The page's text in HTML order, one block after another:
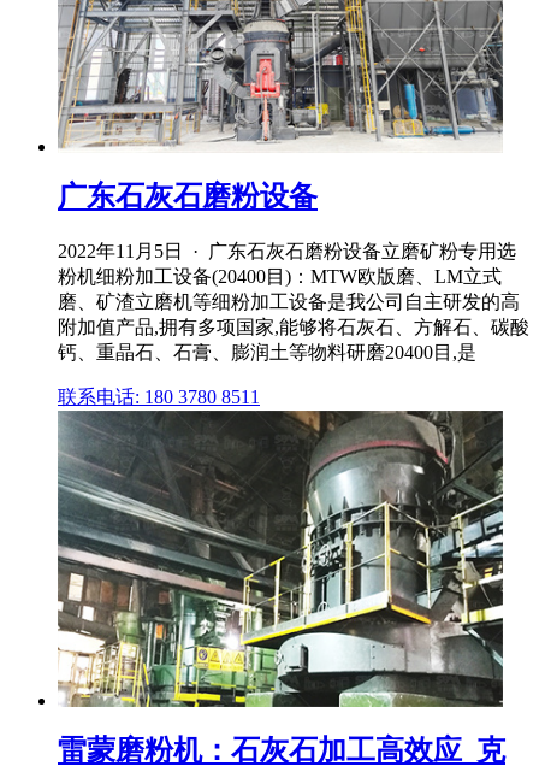
广东石灰石磨粉设备
2022年11月5日 · 广东石灰石磨粉设备立磨矿粉专用选
粉机细粉加工设备(20400目)：MTW欧版磨、LM立式
磨、矿渣立磨机等细粉加工设备是我公司自主研发的高
附加值产品,拥有多项国家,能够将石灰石、方解石、碳酸
钙、重晶石、石膏、膨润土等物料研磨20400目,是
联系电话: 180 3780 8511
雷蒙磨粉机：石灰石加工高效应_克